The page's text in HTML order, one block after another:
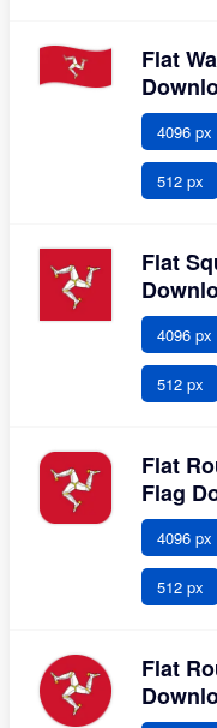
Flat
4096 px
512 px
Flat
4096 px
512 px
Flat
Flag
4096 px
512 px
Flat